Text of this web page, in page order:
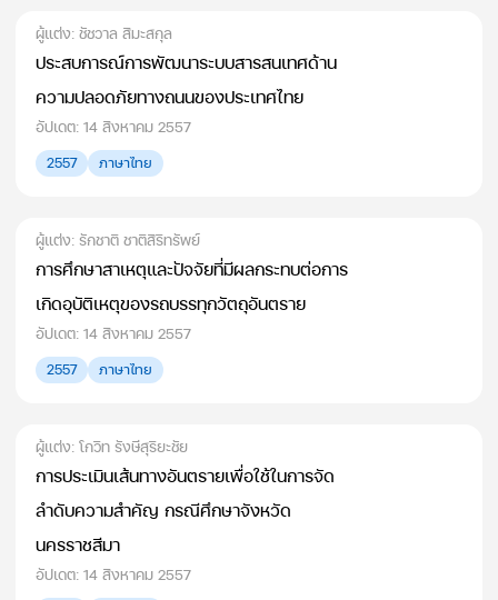
ผู้แต่ง: ชัชวาล สิมะสกุล
ประสบการณ์การพัฒนาระบบสารสนเทศด้าน
ความปลอดภัยทางถนนของประเทศไทย
อัปเดต: 14 สิงหาคม 2557
2557 ภาษาไทย
ผู้แต่ง: รักชาติ ชาติสิริทรัพย์
การศึกษาสาเหตุและปัจจัยที่มีผลกระทบต่อการ
เกิดอุบัติเหตุของรถบรรทุกวัตถุอันตราย
อัปเดต: 14 สิงหาคม 2557
2557 ภาษาไทย
ผู้แต่ง: โกวิท รังษีสุริยะชัย
การประเมินเส้นทางอันตรายเพื่อใช้ในการจัด
ลำดับความสำคัญ กรณีศึกษาจังหวัด
นครราชสีมา
อัปเดต: 14 สิงหาคม 2557